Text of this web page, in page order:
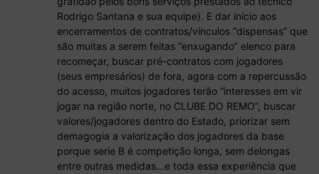
Rodrigo Santana e sua equipe). E dar início aos
encerramentos de contratos/vínculos “dispensas” que
são muitas a serem feitas “enxugando” elenco para
recomeçar, buscar pré-contratos com jogadores
(seus empresários) de fora, agora com a repercussão
do acesso, muitos jogadores terão “interesses em vir
jogar na região norte, no CLUBE DO REMO”, buscar
valores/jogadores dentro do Estado, priorizar sem
demagogia a valorização dos jogadores da base
porque serie B é competição longa, sem delongas
entre outras medidas…e toda essa experiência que